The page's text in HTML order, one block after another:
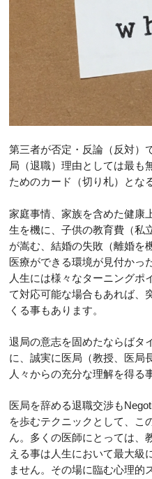
第三者が否定・反論（反対）
局（退職）理由としては最も
ためのカード（切り札）とな
家庭事情、家族を含めた健康
生を機に、子供の教育費（私
が嵩む、結婚の失敗（離婚を
医療ができる環境が見付かっ
人生には様々なターニングポ
て対応可能な場合もあれば、
くる事もあります。
退局の意志を固めたならばタ
に、誠実に医局（教授、医局
人々からの充分な理解を得る
医局を辞める退職交渉も
を歩むテクニックとして、こ
ん。多くの医師にとっては、
える事は人生において最大級
ません。その場に臨む心理的